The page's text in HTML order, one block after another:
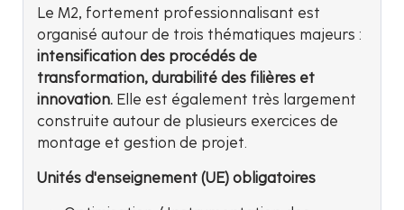
Le M2, fortement professionnalisant est
organisé autour de trois thématiques majeurs :
intensification des procédés de
transformation, durabilité des filières et
innovation. Elle est également très largement
construite autour de plusieurs exercices de
montage et gestion de projet.
Unités d'enseignement (UE) obligatoires